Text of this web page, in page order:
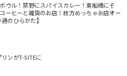
ウル！禁野にスパイスカレー！東船橋にそ
ーヒーと雑貨のお店！枚方めっちゃお店オー
のひらかた】
ンがT-SITEに